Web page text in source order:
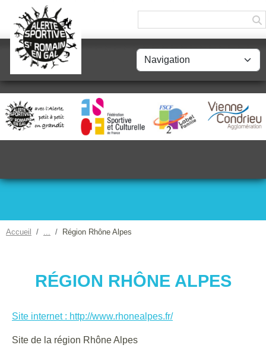
Accueil Région Rhône Alpes
RÉGION RHÔNE ALPES
Site internet : http://www.rhonealpes.fr/
Site de la région Rhône Alpes
Panneau de gestion des cookies